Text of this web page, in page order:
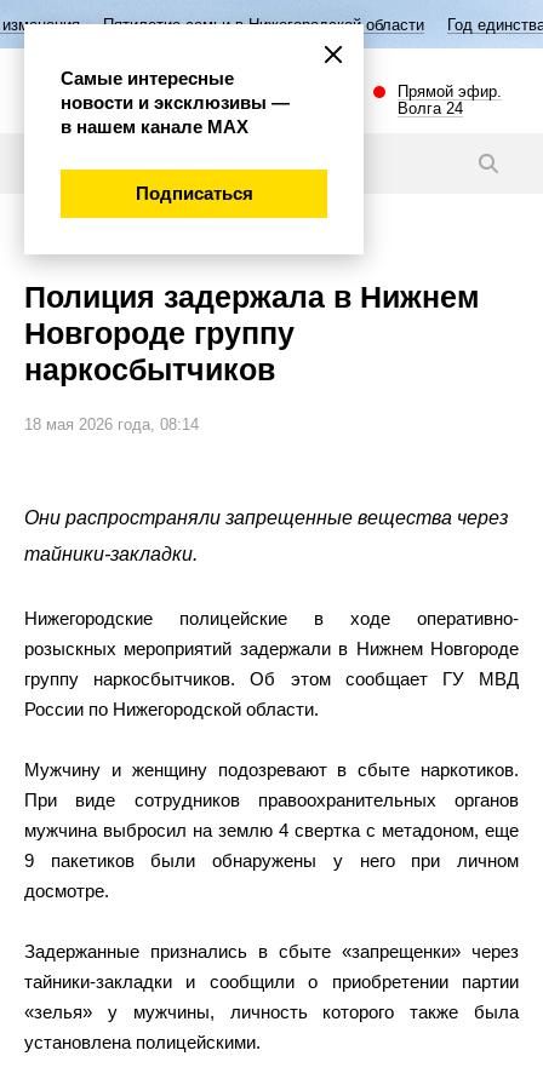
семьи в Нижегородской области Год единства народов
Прямой эфир.
Волга 24
Полиция задержала в Нижнем
Новгороде группу
наркосбытчиков
18 мая 2026 года, 08:14
Они распространяли запрещенные вещества через
тайники-закладки.
Нижегородские полицейские в ходе оперативно-
розыскных мероприятий задержали в Нижнем Новгороде
группу наркосбытчиков. Об этом сообщает ГУ МВД
России по Нижегородской области.
Мужчину и женщину подозревают в сбыте наркотиков.
При виде сотрудников правоохранительных органов
мужчина выбросил на землю 4 свертка с метадоном, еще
9 пакетиков были обнаружены у него при личном
досмотре.
Задержанные признались в сбыте «запрещенки» через
тайники-закладки и сообщили о приобретении партии
«зелья» у мужчины, личность которого также была
установлена полицейскими.
Самые интересные
новости и эксклюзивы —
в нашем канале МАХ
Подписаться